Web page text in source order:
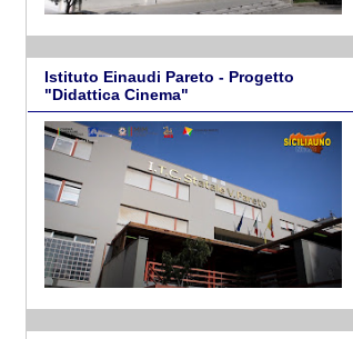
Istituto Einaudi Pareto - Progetto
"Didattica Cinema"